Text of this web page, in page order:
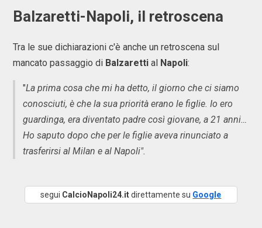
Balzaretti-Napoli, il retroscena
Tra le sue dichiarazioni c'è anche un retroscena sul
mancato passaggio di Balzaretti al Napoli:
"La prima cosa che mi ha detto, il giorno che ci siamo
conosciuti, è che la sua priorità erano le figlie. Io ero
guardinga, era diventato padre così giovane, a 21 anni…
Ho saputo dopo che per le figlie aveva rinunciato a
trasferirsi al Milan e al Napoli".
segui CalcioNapoli24.itdirettamente su Google